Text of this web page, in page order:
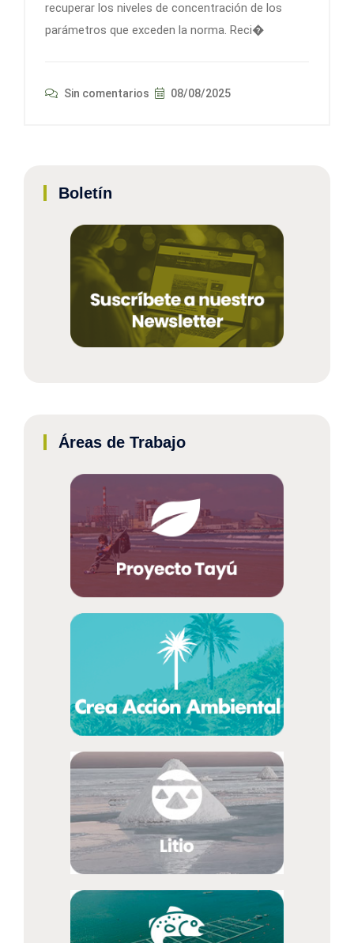
recuperar los niveles de concentración de los
parámetros que exceden la norma. Reci�
Sin comentarios 08/08/2025
Boletín
Áreas de Trabajo